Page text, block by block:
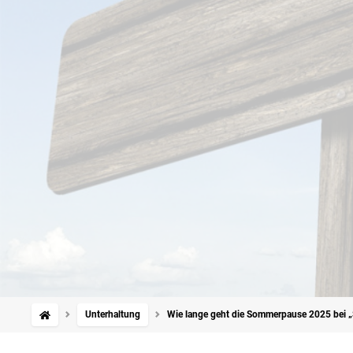
Unterhaltung Wie lange geht die Sommerpause 2025 bei